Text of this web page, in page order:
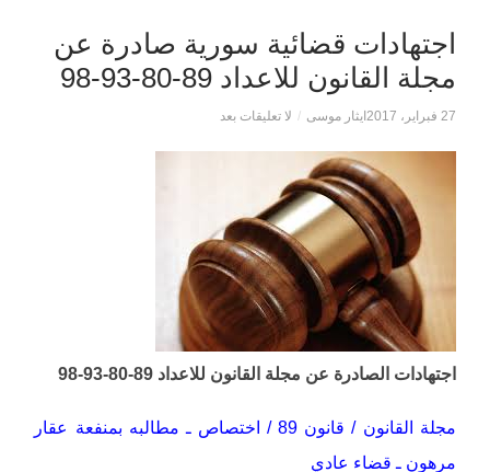
اجتهادات قضائية سورية صادرة عن
مجلة القانون للاعداد 89-80-93-98
27 فبراير، 2017 ايثار موسى / لا تعليقات بعد
اجتهادات الصادرة عن مجلة القانون للاعداد 89-80-93-98
مجلة القانون / قانون 89 / اختصاص ـ مطالبه بمنفعة عقار
مرهون ـ قضاء عادي